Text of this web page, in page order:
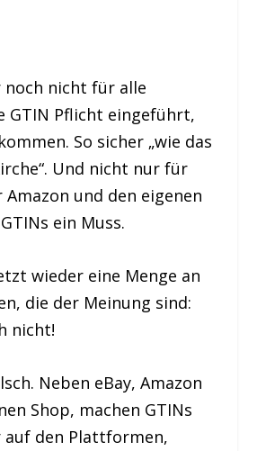
noch nicht für alle
GTIN Pflicht eingeführt,
So sicher „wie das
Und nicht nur für
Amazon und den eigenen
ein Muss.
wieder eine Menge an
die der Meinung sind:
nicht!
Neben eBay, Amazon
Shop, machen GTINs
auf den Plattformen,